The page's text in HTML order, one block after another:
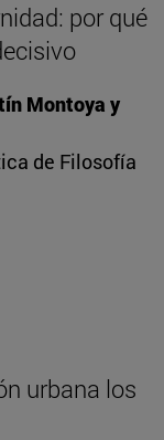
por qué
Montoya y
de Filosofía
urbana los